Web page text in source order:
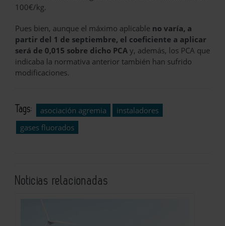
100€/kg.
Pues bien, aunque el máximo aplicable no varía, a
partir del 1 de septiembre, el coeficiente a aplicar
será de 0,015 sobre dicho PCA y, además, los PCA que
indicaba la normativa anterior también han sufrido
modificaciones.
Tags: asociación agremia
instaladores
gases fluorados
Noticias relacionadas